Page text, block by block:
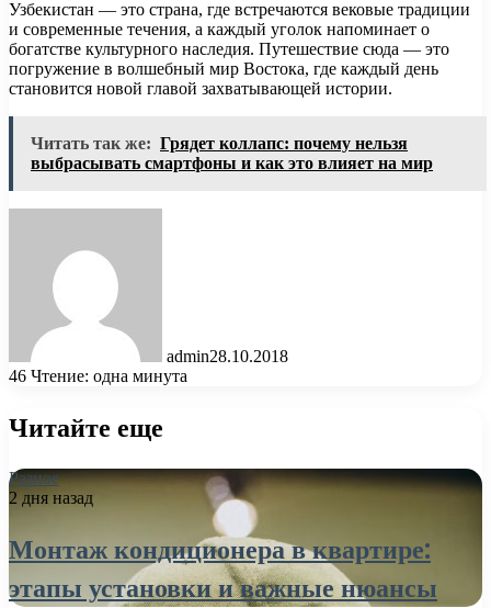
Узбекистан — это страна, где встречаются вековые традиции
и современные течения, а каждый уголок напоминает о
богатстве культурного наследия. Путешествие сюда — это
погружение в волшебный мир Востока, где каждый день
становится новой главой захватывающей истории.
Читать так же: Грядет коллапс: почему нельзя
выбрасывать смартфоны и как это влияет на мир
admin28.10.2018
46 Чтение: одна минута
Читайте еще
Разное
2 дня назад
Монтаж кондиционера в квартире:
этапы установки и важные нюансы